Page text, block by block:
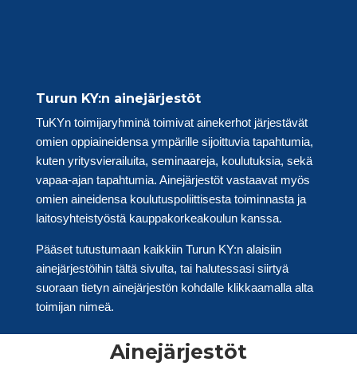
Turun KY:n ainejärjestöt
TuKYn toimijaryhminä toimivat ainekerhot järjestävät
omien oppiaineidensa ympärille sijoittuvia tapahtumia,
kuten yritysvierailuita, seminaareja, koulutuksia, sekä
vapaa-ajan tapahtumia. Ainejärjestöt vastaavat myös
omien aineidensa koulutuspoliittisesta toiminnasta ja
laitosyhteistyöstä kauppakorkeakoulun kanssa.
Pääset tutustumaan kaikkiin Turun KY:n alaisiin
ainejärjestöihin tältä sivulta, tai halutessasi siirtyä
suoraan tietyn ainejärjestön kohdalle klikkaamalla alta
toimijan nimeä.
Ainejärjestöt